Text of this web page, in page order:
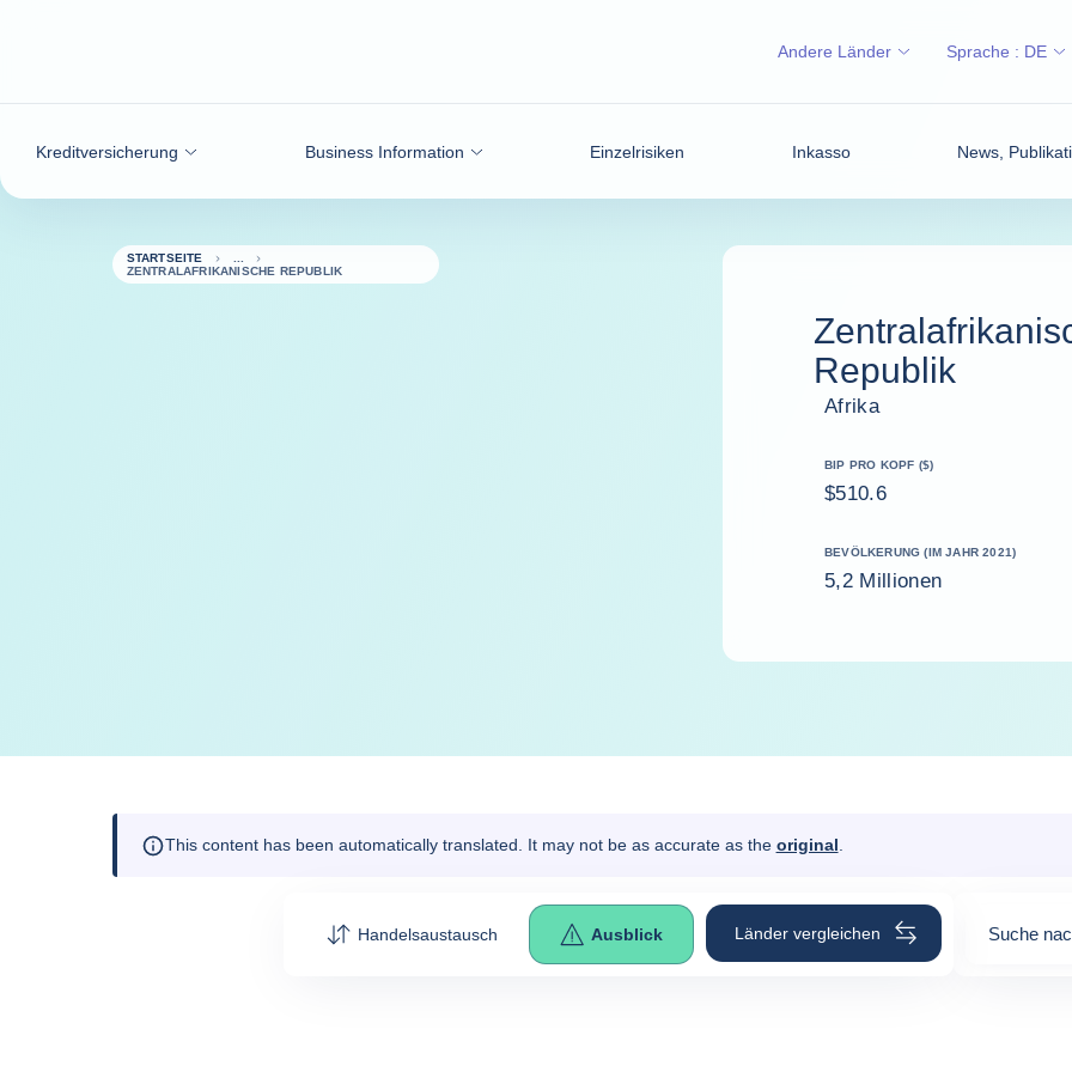
Kreditversicherung Business Information Einzelrisiken Inkasso News,
Andere Länder Sprache : DE
STARTSEITE
ZENTRALAFRIKANISCHE REPUBLIK
Republik
Afrika
BIP PRO KOPF ($)
$510.6
BEVÖLKERUNG (IM JAHR 2021)
5,2 Millionen
This content has been automatically translated. It may not be as accurate as the original
Handelsaustausch Ausblick Länder vergleichen Suche